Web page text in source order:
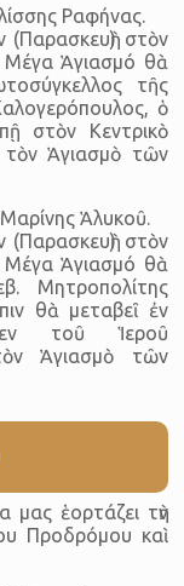
Ραφήνας.
στὸν
Μέγα Ἁγιασμό θὰ
τῆς
ὁ
στὸν Κεντρικὸ
τὸν Ἁγιασμὸ τῶν
Ἁλυκοῦ.
στὸν
Μέγα Ἁγιασμό θὰ
Μητροπολίτης
θὰ μεταβεῖ ἐν
τοῦ Ἱεροῦ
Ἁγιασμὸ τῶν
ἑορτάζει τὴν
Προδρόμου καὶ